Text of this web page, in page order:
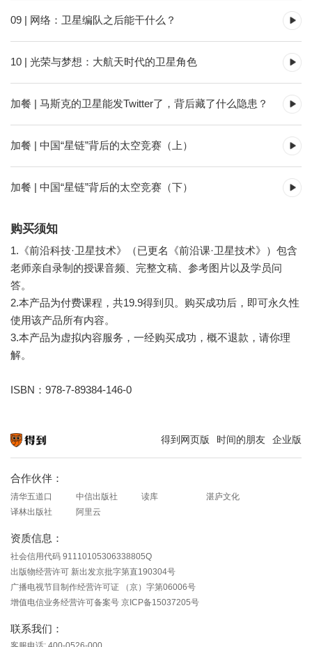
09 | 网络：卫星编队之后能干什么？
10 | 光荣与梦想：大航天时代的卫星角色
加餐 | 马斯克的卫星能发Twitter了，背后藏了什么隐患？
加餐 | 中国“星链”背后的太空竞赛（上）
加餐 | 中国“星链”背后的太空竞赛（下）
购买须知
1.《前沿科技·卫星技术》（已更名《前沿课·卫星技术》）包含
老师亲自录制的授课音频、完整文稿、参考图片以及学员问
答。
2.本产品为付费课程，共19.9得到贝。购买成功后，即可永久性
使用该产品所有内容。
3.本产品为虚拟内容服务，一经购买成功，概不退款，请你理
解。
ISBN：978-7-89384-146-0
得到网页版 时间的朋友 企业版
合作伙伴：
清华五道口 中信出版社 读库
湛庐文化
译林出版社
阿里云
资质信息：
社会信用代码 91110105306338805Q
出版物经营许可 新出发京批字第直190304号
广播电视节目制作经营许可证 （京）字第06006号
增值电信业务经营许可备案号 京ICP备15037205号
联系我们：